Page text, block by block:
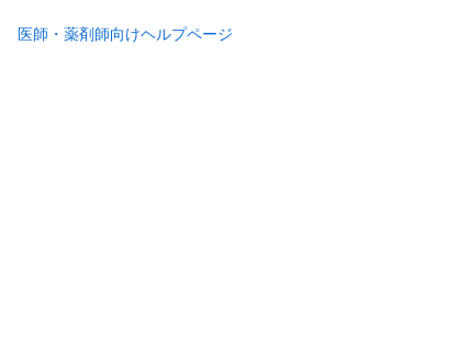
医師・薬剤師向けヘルプページ